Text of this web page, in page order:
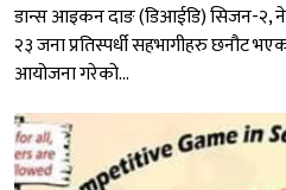
डान्स आइकन दाङ (डिआईडि) सिजन-२,
२३ जना प्रतिस्पर्धी सहभागीहरु छनौट
आयोजना गरेको...